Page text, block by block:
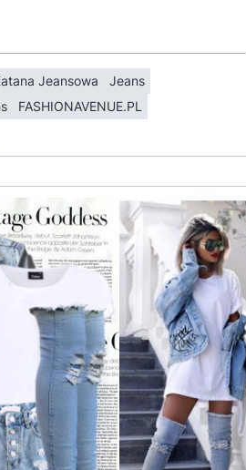
Jeansowa
Jeans
FASHIONAVENUE.PL